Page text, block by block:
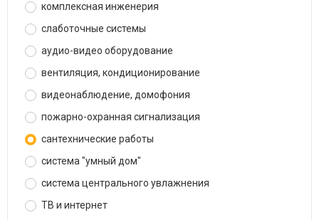
комплексная инженерия
слаботочные системы
аудио-видео оборудование
вентиляция, кондиционирование
видеонаблюдение, домофония
пожарно-охранная сигнализация
сантехнические работы
система "умный дом"
система центрального увлажнения
ТВ и интернет